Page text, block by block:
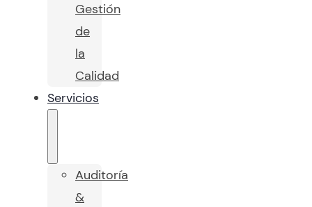
Gestión
de
la
Calidad
Servicios
Auditoría
&